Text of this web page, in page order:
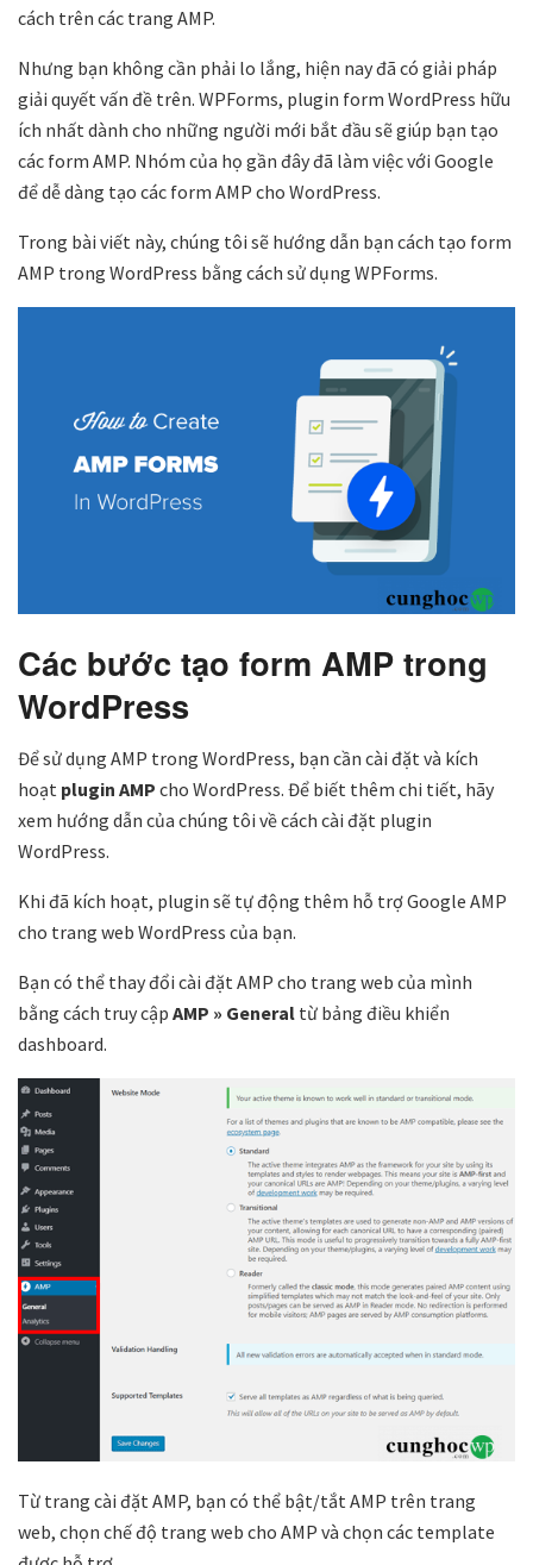
cách trên các trang AMP.
Nhưng bạn không cần phải lo lắng, hiện nay đã có giải pháp
giải quyết vấn đề trên. WPForms, plugin form WordPress hữu
ích nhất dành cho những người mới bắt đầu sẽ giúp bạn tạo
các form AMP. Nhóm của họ gần đây đã làm việc với Google
để dễ dàng tạo các form AMP cho WordPress.
Trong bài viết này, chúng tôi sẽ hướng dẫn bạn cách tạo form
AMP trong WordPress bằng cách sử dụng WPForms.
Các bước tạo form AMP trong
WordPress
Để sử dụng AMP trong WordPress, bạn cần cài đặt và kích
hoạt plugin AMP cho WordPress. Để biết thêm chi tiết, hãy
xem hướng dẫn của chúng tôi về cách cài đặt plugin
WordPress.
Khi đã kích hoạt, plugin sẽ tự động thêm hỗ trợ Google AMP
cho trang web WordPress của bạn.
Bạn có thể thay đổi cài đặt AMP cho trang web của mình
bằng cách truy cập AMP » General từ bảng điều khiển
dashboard.
Từ trang cài đặt AMP, bạn có thể bật/tắt AMP trên trang
web, chọn chế độ trang web cho AMP và chọn các template